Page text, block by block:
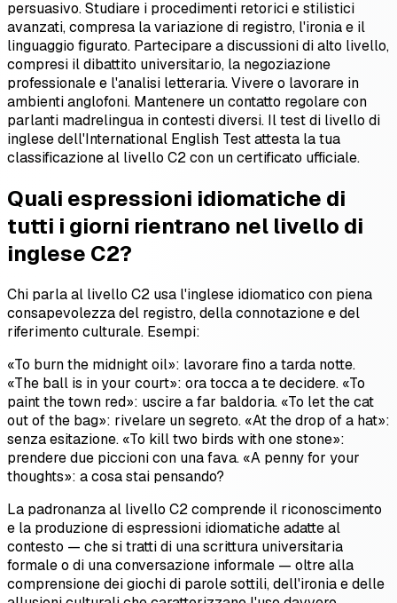
persuasivo. Studiare i procedimenti retorici e stilistici
avanzati, compresa la variazione di registro, l'ironia e il
linguaggio figurato. Partecipare a discussioni di alto livello,
compresi il dibattito universitario, la negoziazione
professionale e l'analisi letteraria. Vivere o lavorare in
ambienti anglofoni. Mantenere un contatto regolare con
parlanti madrelingua in contesti diversi. Il test di livello di
inglese dell'International English Test attesta la tua
classificazione al livello C2 con un certificato ufficiale.
Quali espressioni idiomatiche di
tutti i giorni rientrano nel livello di
inglese C2?
Chi parla al livello C2 usa l'inglese idiomatico con piena
consapevolezza del registro, della connotazione e del
riferimento culturale. Esempi:
«To burn the midnight oil»: lavorare fino a tarda notte.
«The ball is in your court»: ora tocca a te decidere. «To
paint the town red»: uscire a far baldoria. «To let the cat
out of the bag»: rivelare un segreto. «At the drop of a hat»:
senza esitazione. «To kill two birds with one stone»:
prendere due piccioni con una fava. «A penny for your
thoughts»: a cosa stai pensando?
La padronanza al livello C2 comprende il riconoscimento
e la produzione di espressioni idiomatiche adatte al
contesto — che si tratti di una scrittura universitaria
formale o di una conversazione informale — oltre alla
comprensione dei giochi di parole sottili, dell'ironia e delle